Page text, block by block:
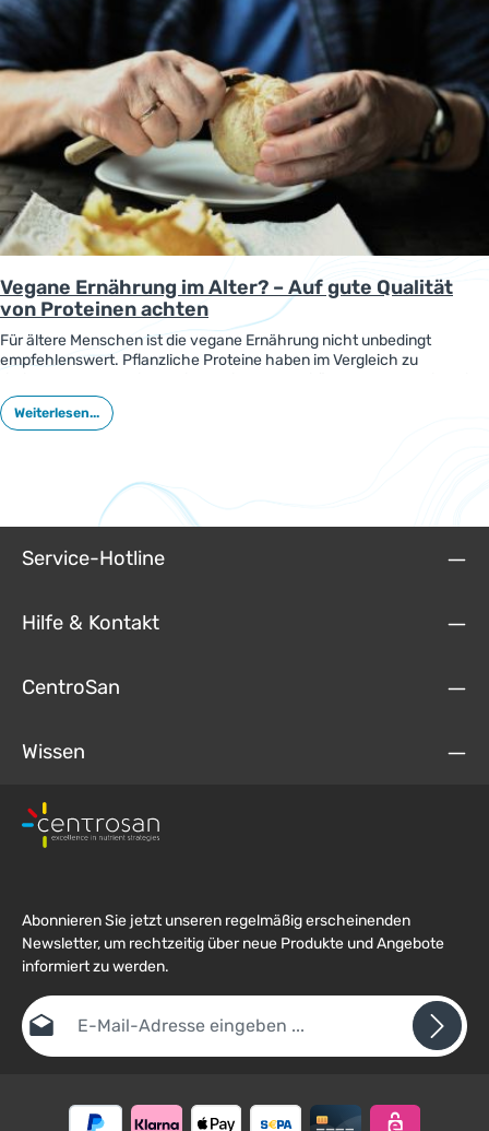
Vegane Ernährung im Alter? – Auf gute Qualität
von Proteinen achten
Für ältere Menschen ist die vegane Ernährung nicht unbedingt
empfehlenswert. Pflanzliche Proteine haben im Vergleich zu
rein pflanzliche Ernährung im höheren Alter auf das Risiko für eine
verringerte Muskelkraft und -masse auswirken.
Weiterlesen...
Service-Hotline
Hilfe & Kontakt
CentroSan
Wissen
Abonnieren Sie jetzt unseren regelmäßig erscheinenden
Newsletter, um rechtzeitig über neue Produkte und Angebote
informiert zu werden.
E-Mail-Adresse*
Ich habe die Datenschutzbestimmungen zur Kenntnis
Pflichtfelder.